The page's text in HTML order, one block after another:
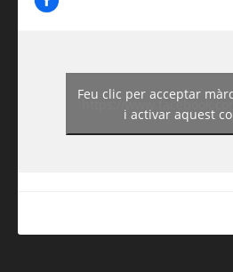
https://
Feu clic per acceptar
i activar aquest